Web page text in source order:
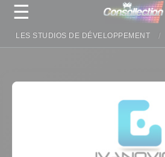
☰
LES STUDIOS DE DÉVELOPPEMENT
Panneau de gestion des cookies